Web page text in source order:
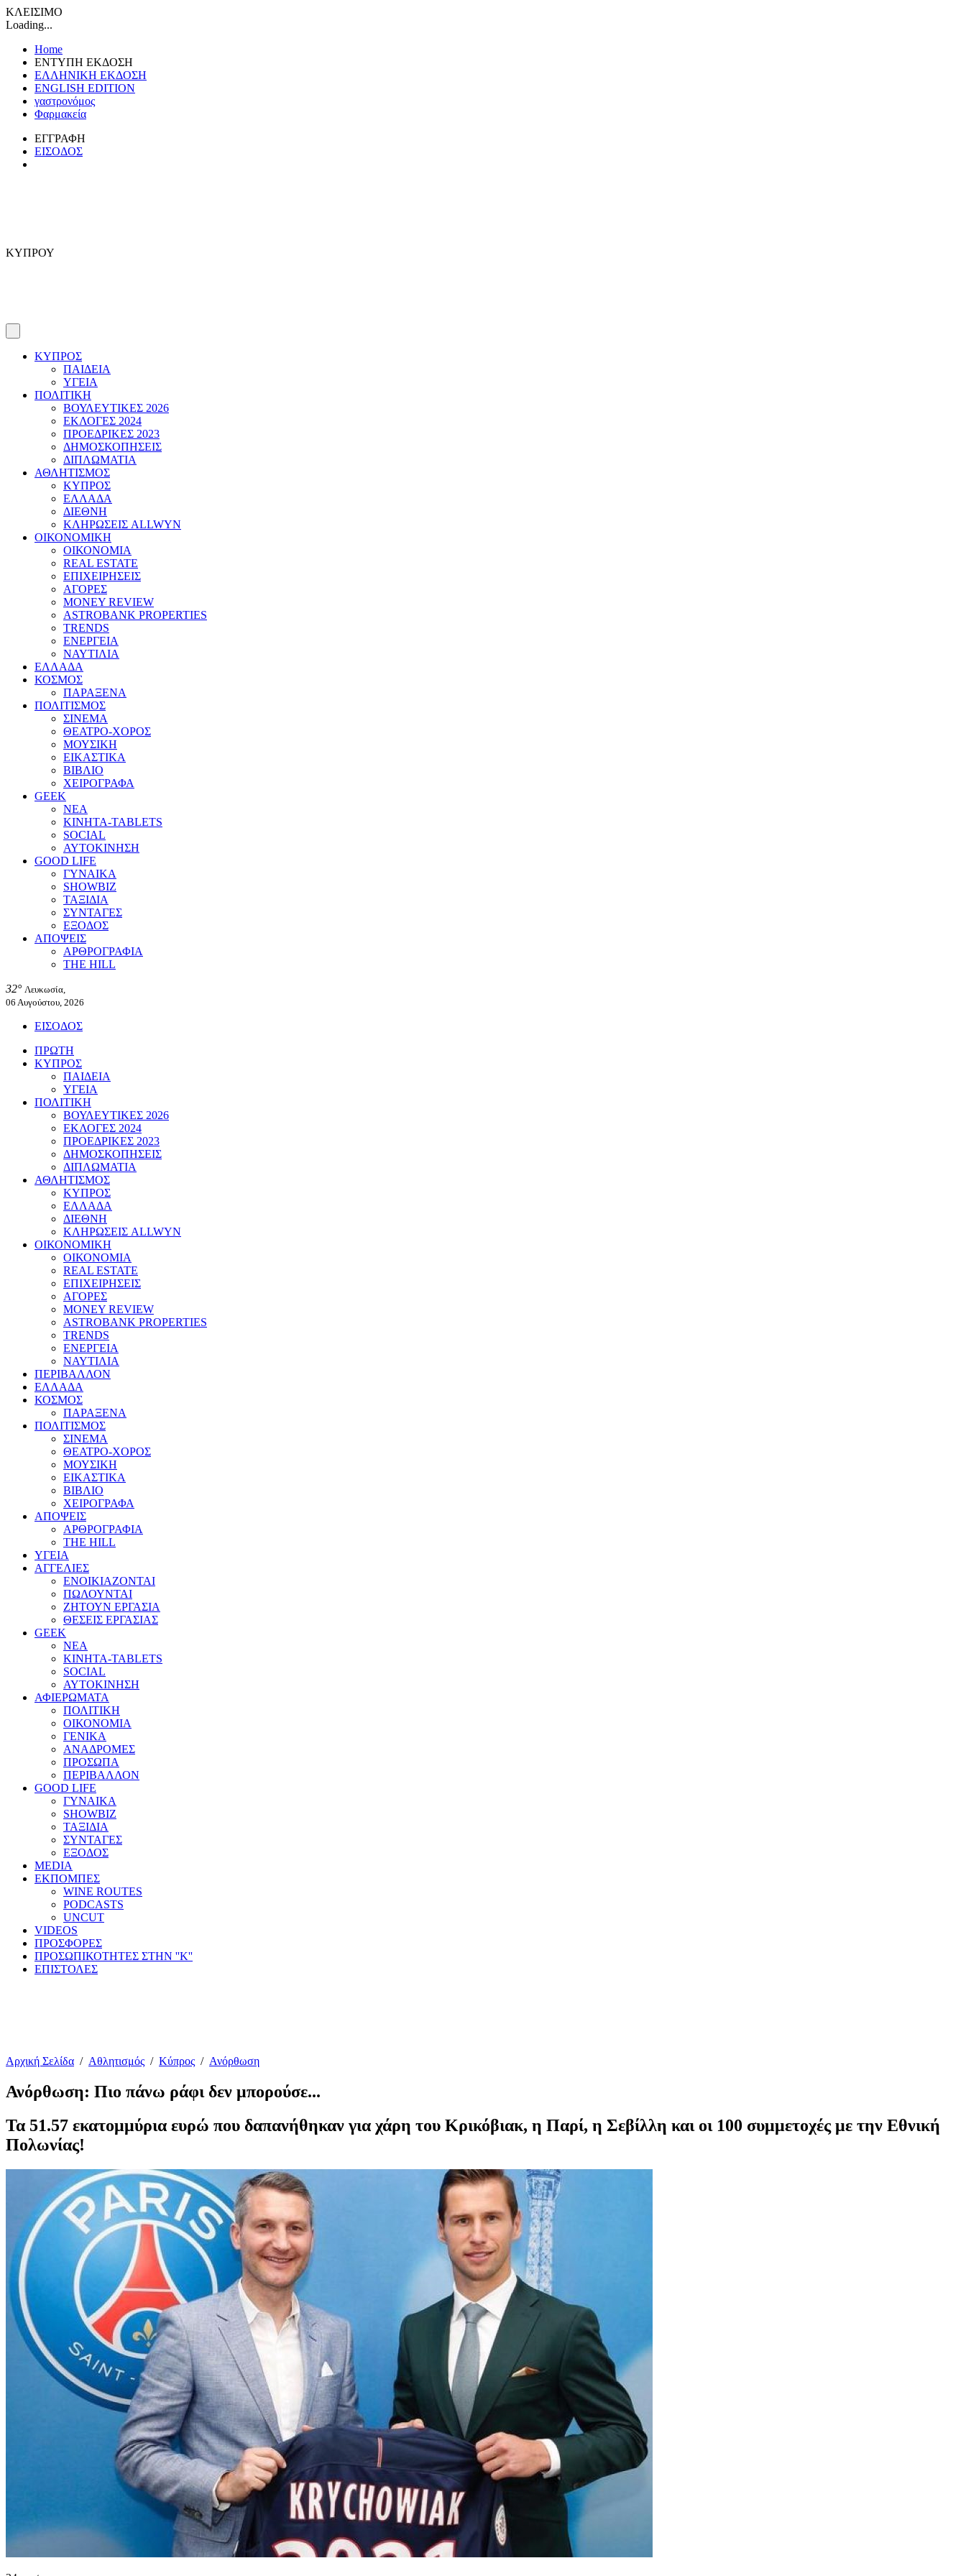
ΚΛΕΙΣΙΜΟ
Loading...
Home
ΕΝΤΥΠΗ ΕΚΔΟΣΗ
ΕΛΛΗΝΙΚΗ ΕΚΔΟΣΗ
ENGLISH EDITION
γαστρονόμος
Φαρμακεία
ΕΓΓΡΑΦΗ
ΕΙΣΟΔΟΣ
ΚΥΠΡΟΥ
ΚΥΠΡΟΣ
ΠΑΙΔΕΙΑ
ΥΓΕΙΑ
ΠΟΛΙΤΙΚΗ
ΒΟΥΛΕΥΤΙΚΕΣ 2026
ΕΚΛΟΓΕΣ 2024
ΠΡΟΕΔΡΙΚΕΣ 2023
ΔΗΜΟΣΚΟΠΗΣΕΙΣ
ΔΙΠΛΩΜΑΤΙΑ
ΑΘΛΗΤΙΣΜΟΣ
ΚΥΠΡΟΣ
ΕΛΛΑΔΑ
ΔΙΕΘΝΗ
ΚΛΗΡΩΣΕΙΣ ALLWYN
ΟΙΚΟΝΟΜΙΚΗ
ΟΙΚΟΝΟΜΙΑ
REAL ESTATE
ΕΠΙΧΕΙΡΗΣΕΙΣ
ΑΓΟΡΕΣ
MONEY REVIEW
ASTROBANK PROPERTIES
TRENDS
ΕΝΕΡΓΕΙΑ
ΝΑΥΤΙΛΙΑ
ΕΛΛΑΔΑ
ΚΟΣΜΟΣ
ΠΑΡΑΞΕΝΑ
ΠΟΛΙΤΙΣΜΟΣ
ΣΙΝΕΜΑ
ΘΕΑΤΡΟ-ΧΟΡΟΣ
ΜΟΥΣΙΚΗ
ΕΙΚΑΣΤΙΚΑ
ΒΙΒΛΙΟ
ΧΕΙΡΟΓΡΑΦΑ
GEEK
ΝΕΑ
ΚΙΝΗΤΑ-TABLETS
SOCIAL
ΑΥΤΟΚΙΝΗΣΗ
GOOD LIFE
ΓΥΝΑΙΚΑ
SHOWBIZ
ΤΑΞΙΔΙΑ
ΣΥΝΤΑΓΕΣ
ΕΞΟΔΟΣ
ΑΠΟΨΕΙΣ
ΑΡΘΡΟΓΡΑΦΙΑ
THE HILL
32° Λευκωσία,
06 Αυγούστου, 2026
ΕΙΣΟΔΟΣ
ΠΡΩΤΗ
ΚΥΠΡΟΣ
ΠΑΙΔΕΙΑ
ΥΓΕΙΑ
ΠΟΛΙΤΙΚΗ
ΒΟΥΛΕΥΤΙΚΕΣ 2026
ΕΚΛΟΓΕΣ 2024
ΠΡΟΕΔΡΙΚΕΣ 2023
ΔΗΜΟΣΚΟΠΗΣΕΙΣ
ΔΙΠΛΩΜΑΤΙΑ
ΑΘΛΗΤΙΣΜΟΣ
ΚΥΠΡΟΣ
ΕΛΛΑΔΑ
ΔΙΕΘΝΗ
ΚΛΗΡΩΣΕΙΣ ALLWYN
ΟΙΚΟΝΟΜΙΚΗ
ΟΙΚΟΝΟΜΙΑ
REAL ESTATE
ΕΠΙΧΕΙΡΗΣΕΙΣ
ΑΓΟΡΕΣ
MONEY REVIEW
ASTROBANK PROPERTIES
TRENDS
ΕΝΕΡΓΕΙΑ
ΝΑΥΤΙΛΙΑ
ΠΕΡΙΒΑΛΛΟΝ
ΕΛΛΑΔΑ
ΚΟΣΜΟΣ
ΠΑΡΑΞΕΝΑ
ΠΟΛΙΤΙΣΜΟΣ
ΣΙΝΕΜΑ
ΘΕΑΤΡΟ-ΧΟΡΟΣ
ΜΟΥΣΙΚΗ
ΕΙΚΑΣΤΙΚΑ
ΒΙΒΛΙΟ
ΧΕΙΡΟΓΡΑΦΑ
ΑΠΟΨΕΙΣ
ΑΡΘΡΟΓΡΑΦΙΑ
THE HILL
ΥΓΕΙΑ
ΑΓΓΕΛΙΕΣ
ΕΝΟΙΚΙΑΖΟΝΤΑΙ
ΠΩΛΟΥΝΤΑΙ
ΖΗΤΟΥΝ ΕΡΓΑΣΙΑ
ΘΕΣΕΙΣ ΕΡΓΑΣΙΑΣ
GEEK
ΝΕΑ
ΚΙΝΗΤΑ-TABLETS
SOCIAL
ΑΥΤΟΚΙΝΗΣΗ
ΑΦΙΕΡΩΜΑΤΑ
ΠΟΛΙΤΙΚΗ
ΟΙΚΟΝΟΜΙΑ
ΓΕΝΙΚΑ
ΑΝΑΔΡΟΜΕΣ
ΠΡΟΣΩΠΑ
ΠΕΡΙΒΑΛΛΟΝ
GOOD LIFE
ΓΥΝΑΙΚΑ
SHOWBIZ
ΤΑΞΙΔΙΑ
ΣΥΝΤΑΓΕΣ
ΕΞΟΔΟΣ
MEDIA
ΕΚΠΟΜΠΕΣ
WINE ROUTES
PODCASTS
UNCUT
VIDEOS
ΠΡΟΣΦΟΡΕΣ
ΠΡΟΣΩΠΙΚΟΤΗΤΕΣ ΣΤΗΝ ''Κ''
ΕΠΙΣΤΟΛΕΣ
Αρχική Σελίδα / Αθλητισμός / Κύπρος / Ανόρθωση
Ανόρθωση: Πιο πάνω ράφι δεν μπορούσε...
Τα 51.57 εκατομμύρια ευρώ που δαπανήθηκαν για χάρη του Κρικόβιακ, η Παρί, η Σεβίλλη και οι 100 συμμετοχές με την Εθνική
Πολωνίας!